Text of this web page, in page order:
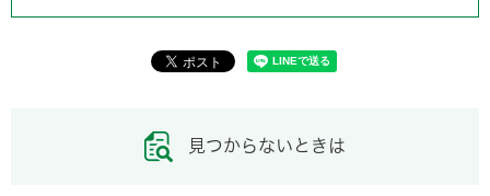
見つからないときは